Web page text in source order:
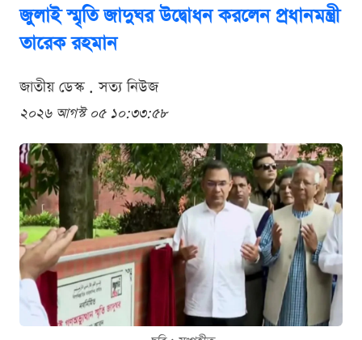
জুলাই স্মৃতি জাদুঘর উদ্বোধন করলেন প্রধানমন্ত্রী
তারেক রহমান
জাতীয় ডেস্ক . সত্য নিউজ
২০২৬ আগস্ট ০৫ ১০:৩৩:৫৮